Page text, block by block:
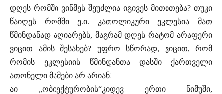
დღეს რომში ვინმეს შეუძლია იგივეს მითითება? თუკი
წაიღეს რომში ე.ი. კათოლიკური ეკლესია მათ
წმინდანად აღიარებს, მაგრამ დღეს რატომ არაფერი
ვიცით ამის შესახებ? უფრო სწორად, ვიცით, რომ
რომის ეკლესიის წმინდანთა დასში ქართველი
ათონელი მამები არ არიან!
აი „ობიექტურობის“კიდევ ერთი ნიმუში,